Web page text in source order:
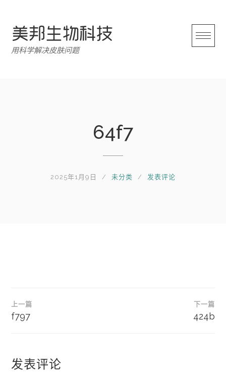
用科学解决皮肤问题
64f7
2025年1月9日 未分类 发表评论
文
章
航
上一篇
f797
下一篇
424b
发表评论